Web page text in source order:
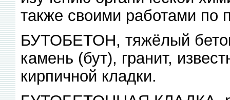
также своими работами по
БУТОБЕТОН, тяжёлый
камень (бут), гранит,
кирпичной кладки.